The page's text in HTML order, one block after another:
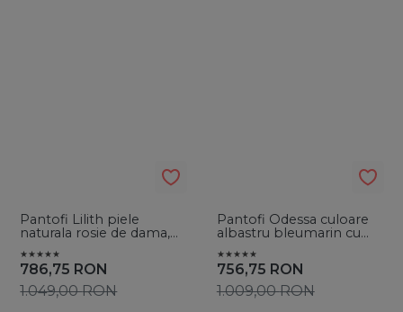
Pantofi Lilith piele
naturala rosie de dama,
786,75 RON
1.049,00RON
Pantofi Odessa culoare
albastru bleumarin cu
756,75 RON
1.009,00RON